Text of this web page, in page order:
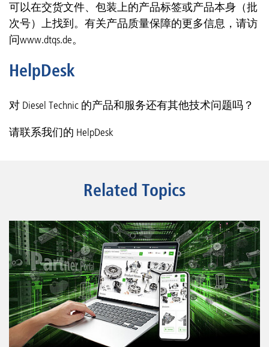
可以在交货文件、包装上的产品标签或产品本身（批
次号）上找到。有关产品质量保障的更多信息，请访
问www.dtqs.de。
HelpDesk
对 Diesel Technic 的产品和服务还有其他技术问题吗？
请联系我们的 HelpDesk
Related Topics